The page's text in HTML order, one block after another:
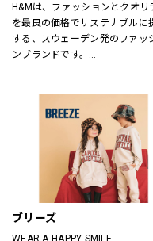
H&Mは、ファッションとクオリ
を最良の価格でサステナブルに
する、スウェーデン発のファッ
ンブランドです。
さまをお迎えしています。
H&Mお問い合わせ窓口:
https://lin.ee/k1gDN7M（LINE
お問い合わせ）
ブリーズ